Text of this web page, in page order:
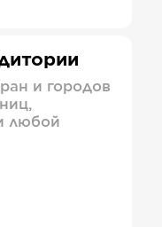
и городов
любой